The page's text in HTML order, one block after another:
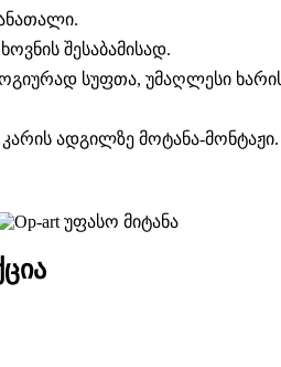
შესაბამისად.
სუფთა, უმაღლესი
ადგილზე მოტანა-მონტაჟი.
უფასო მიტანა